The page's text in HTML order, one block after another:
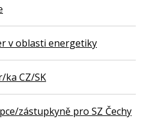
v oblasti energetiky
CZ/SK
zástupkyně pro SZ Čechy